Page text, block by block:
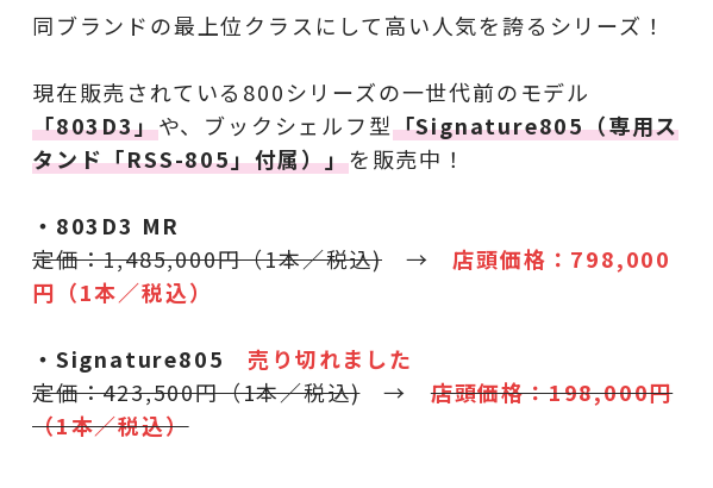
同ブランドの最上位クラスにして高い人気を誇るシリーズ！
現在販売されている800シリーズの一世代前のモデル
「803D3」や、ブックシェルフ型「Signature805（専用ス
タンド「RSS-805」付属）」を販売中！
・803D3 MR
定価：1,485,000円（1本／税込) → 店頭価格：798,000
円（1本／税込）
・Signature805 売り切れました
定価：423,500円（1本／税込)→店頭価格：198,000円
（1本／税込）